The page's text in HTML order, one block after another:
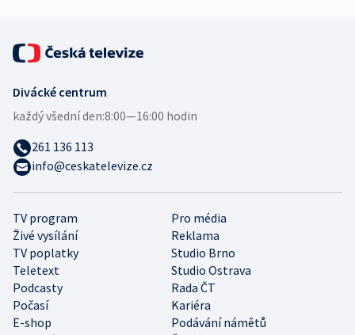
TV program
Pro média
Živé vysílání
Reklama
TV poplatky
Studio Brno
Teletext
Studio Ostrava
Podcasty
Rada ČT
Počasí
Kariéra
E-shop
Podávání námětů
Divácké centrum
každý všední den:8:00—16:00 hodin
261 136 113
info@ceskatelevize.cz